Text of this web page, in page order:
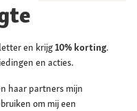
en krijg10% korting.
en acties.
haar partners mijn
om mij een